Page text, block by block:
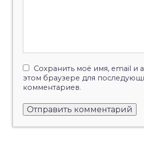
Сохранить моё имя, email и
этом браузере для
комментариев.